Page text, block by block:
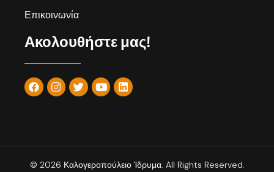
Επικοινωνία
Ακολουθήστε μας!
© 2026 Καλογεροπούλειο Ίδρυμα. All Rights Reserved.